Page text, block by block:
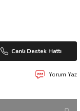
Canlı Destek Hattı
Yorum Yaz